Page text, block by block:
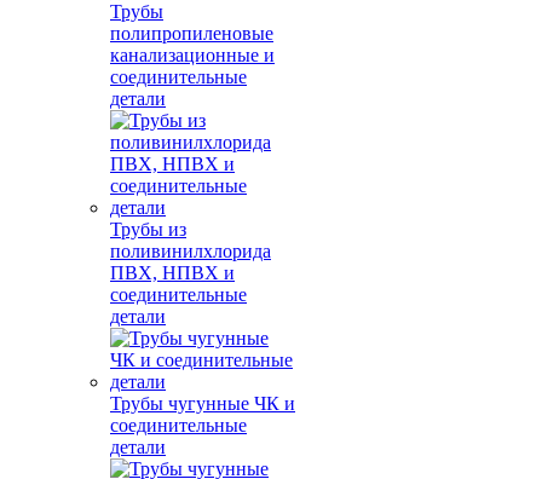
Трубы
полипропиленовые
канализационные и
соединительные
детали
Трубы из
поливинилхлорида
ПВХ, НПВХ и
соединительные
детали
Трубы чугунные ЧК и
соединительные
детали